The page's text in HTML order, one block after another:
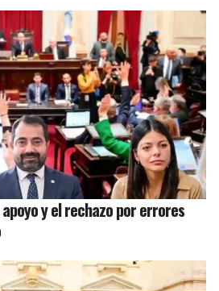
y el rechazo por errores